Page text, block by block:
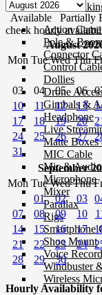
Video
Action
Pole &
Connector
Control
Dollies
Drone
Gimbals &
Headphone
Live
Matte Boxes
MIC Cable
Mic & Audio
Microphone
Mixer
Parallax
Rigs
Smartphone
Shoe Mount
Voice
Windbuster
Wireless
Available Partially
check hourly
August
Mon Tue Wed Thu
03
04 05 06
10
11 12 13
17
18 19 20
24
25 26 27
31
September
Mon Tue Wed Thu
01
02 03
07
08 09 10
14
15 16 17
21
22 23 24
28
29 30
Hourly Availability